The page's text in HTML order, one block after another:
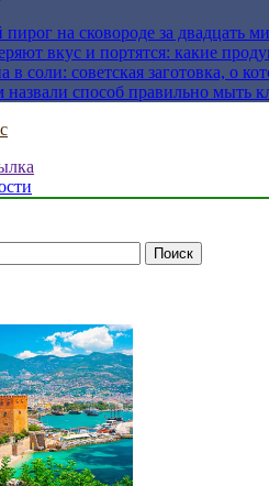
на сковороде за двадцать
вкус и портятся: какие
в соли: советская заготовка, о
назвали способ правильно мыть